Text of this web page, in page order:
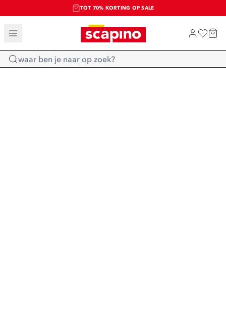
TOT 70% KORTING OP SALE
SALE: LAATSTE KANS!
SHOP NIEUW
Home